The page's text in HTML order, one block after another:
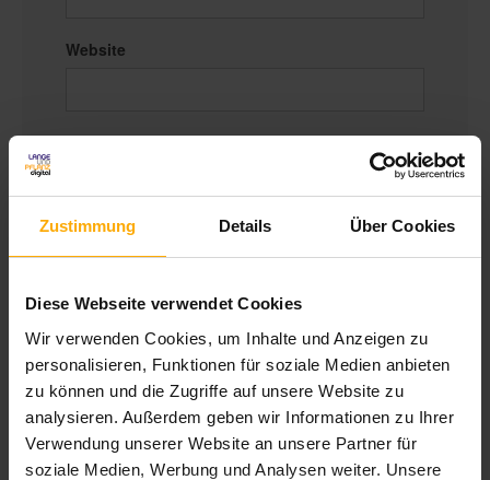
Zustimmung Details Über Cookies
Diese Webseite verwendet Cookies
Wir verwenden Cookies, um Inhalte und Anzeigen zu
personalisieren, Funktionen für soziale Medien anbieten
zu können und die Zugriffe auf unsere Website zu
analysieren. Außerdem geben wir Informationen zu Ihrer
Verwendung unserer Website an unsere Partner für
soziale Medien, Werbung und Analysen weiter. Unsere
Website
Kommentar*
Um mit Ihnen zu kommunizieren und die
gewünschten Inhalte bereitzustellen, müssen
wir Ihre persönlichen Daten speichern und
verarbeiten.